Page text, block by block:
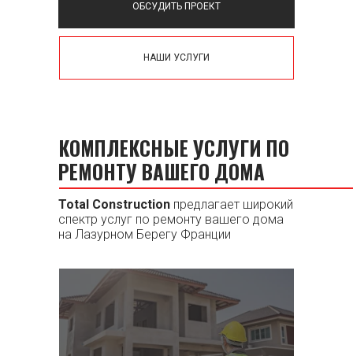
ОБСУДИТЬ ПРОЕКТ
НАШИ УСЛУГИ
КОМПЛЕКСНЫЕ УСЛУГИ ПО
РЕМОНТУ ВАШЕГО ДОМА
Total Construction предлагает широкий
спектр услуг по ремонту вашего дома
на Лазурном Берегу Франции